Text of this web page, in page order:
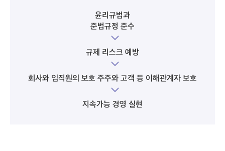
윤리규범과
준법규정 준수
규제 리스크 예방
회사와 임직원의 보호 주주와 고객 등 이해관계자 보호
지속가능 경영 실현